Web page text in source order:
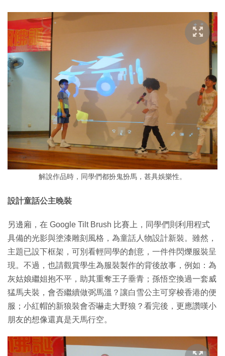
解說作品時，同學們都扮鬼扮馬，甚具娛樂性。
設計童話公主晚裝
另邊廂，在 Google Tilt Brush 比賽上，同學們則利用程式
具備的光影與塗漆雕刻風格，為童話人物設計新裝。雖然，
主題已設下框架，可別看輕同學的創意，一件件閃爍服裝呈
現。不過，也請觀賞學生為服裝製作的背後故事，例如：為
灰姑娘繼姐抱不平，助其重奪王子垂青；孫悟空換過一套威
猛馬夫裝，會否繼續做弼馬溫？讓白雪公主可穿梭香港的便
服；小紅帽的新狼裝會否嚇走大野狼？看完後，更應讚嘆小
朋友的想像還真是天馬行空。